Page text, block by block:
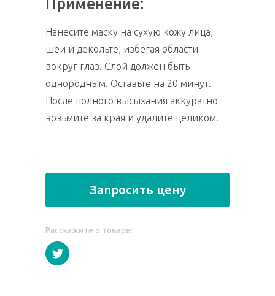
Применение:
Нанесите маску на сухую кожу лица,
шеи и декольте, избегая области
вокруг глаз. Слой должен быть
однородным. Оставьте на 20 минут.
После полного высыхания аккуратно
возьмите за края и удалите целиком.
Запросить цену
Расскажите о товаре: